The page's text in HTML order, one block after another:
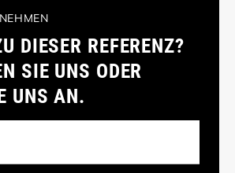
DIESER REFERENZ?
SIE UNS ODER
UNS AN.